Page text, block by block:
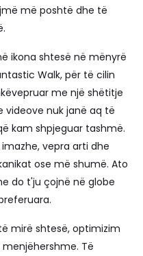
më poshtë dhe të
ikona shtesë në mënyrë
Walk, për të cilin
me një shëtitje
videove nuk janë aq të
kam shpjeguar tashmë.
vepra arti dhe
ose më shumë. Ato
do t'ju çojnë në globe
mirë shtesë, optimizim
Të